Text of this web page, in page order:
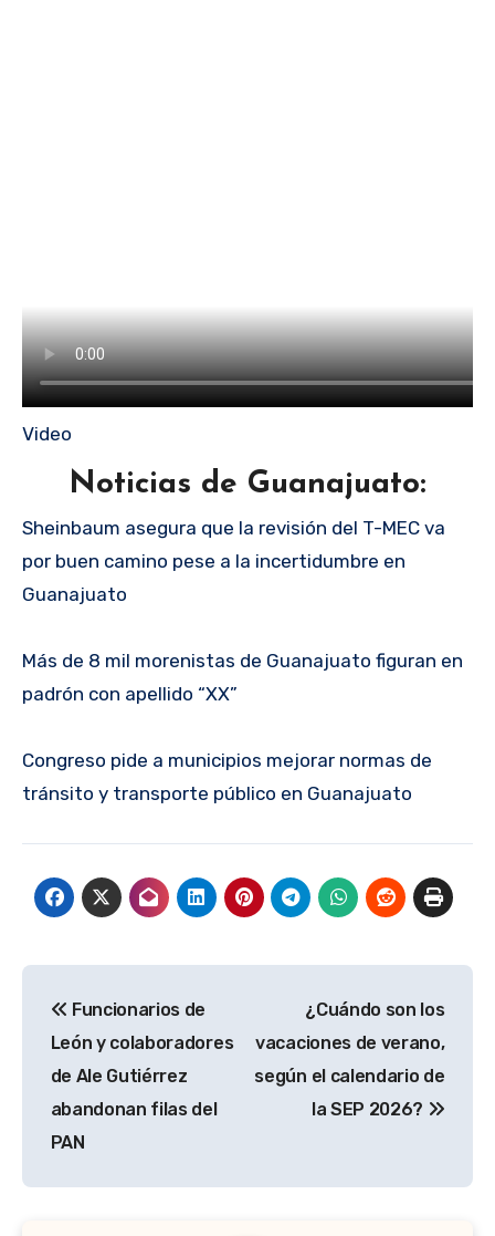
Video
Noticias de Guanajuato:
Sheinbaum asegura que la revisión del T-MEC va
por buen camino pese a la incertidumbre en
Guanajuato
Más de 8 mil morenistas de Guanajuato figuran en
padrón con apellido “XX”
Congreso pide a municipios mejorar normas de
tránsito y transporte público en Guanajuato
de
entradas
Funcionarios de
León y colaboradores
de Ale Gutiérrez
abandonan filas del
PAN
¿Cuándo son los
vacaciones de verano,
según el calendario de
la SEP 2026?